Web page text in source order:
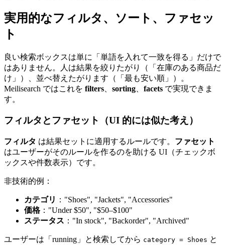
実用的なフィルタ、ソート、ファセッ
ト
良い検索ボックスは単に「単語を入れて一致を得る」だけで
はありません。人は結果を絞りたがり（「在庫のある商品だ
け」）、並べ替えたがります（「最も安い順」）。
Meilisearch ではこれを filters sorting facets で実現できま
す。
フィルタとファセット（UI 的には似た考え）
フィルタ は結果セットに適用するルールです。 ファセット
はユーザーがそのルールを作るのを助ける UI（チェックボ
ックスや件数表示）です。
非技術的例：
カテゴリ ："Shoes", "Jackets", "Accessories"
価格："Under $50", "$50–$100"
ステータス ："In stock", "Backorder", "Archived"
ユーザーは「running」と検索してから category = Shoes と